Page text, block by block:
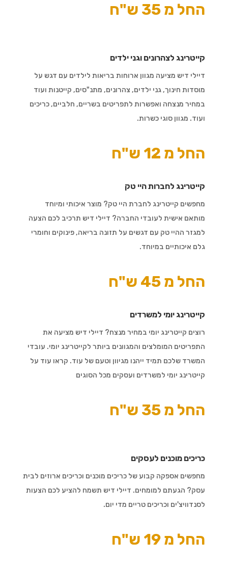
החל מ 35 ש"ח
קייטרינג לצהרונים וגני ילדים
דיילי דיש מציעה מגוון ארוחות בריאות לילדים עם דגש על
מוסדות חינוך, גני ילדים, צהרונים, מתנ"סים, קייטנות ועוד
במחיר מנצחה ואפשרות לתפריטים בשריים, חלביים, כריכים
ועוד. מגוון סוגי כשרות.
החל מ 12 ש"ח
קייטרינג לחברות היי טק
מחפשים קייטרינג לחברת היי טק? מוצר איכותי ומיוחד
מותאם אישית לעובדי החברה? דיילי דיש תרכיב לכם הצעה
למגזר ההיי טק עם דגשים על תזונה בריאה, פינוקים וחומרי
גלם איכותיים במיוחד.
החל מ 45 ש"ח
קייטרינג יומי למשרדים
רוצים קייטרינג יומי במחיר מנצח? דיילי דיש מציעה את
התפריטים המומלצים והמגוונים ביותר לקייטרינג יומי. עובדי
המשרד שלכם תמיד ייהנו מגיוון וטעם של עוד. קראו עוד על
קייטרינג יומי למשרדים ועסקים מכל הסוגים
החל מ 35 ש"ח
כריכים מוכנים לעסקים
מחפשים אספקה קבוע של כריכים מוכנים וכריכים ארוזים לבית
עסק? הגעתם למומחים. דיילי דיש תשמח להציע לכם הצעות
לסנדוויצ'ים וכריכים טריים מדי יום.
החל מ 19 ש"ח